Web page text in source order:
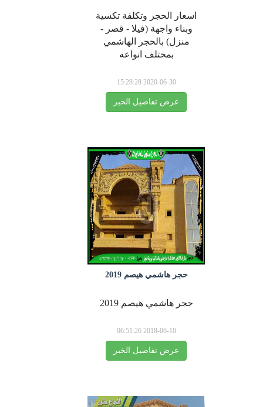
اسعار الحجر وتكلفة تكسية
وبناء واجهة (فيلا - قصر -
منزل) بالحجر الهاشمي
بمختلف انواعه
2020-06-30 15:28:28
عرض تفاصيل الخبر
حجر هاشمي هيصم 2019
حجر هاشمي هيصم 2019
2018-06-10 06:51:26
عرض تفاصيل الخبر